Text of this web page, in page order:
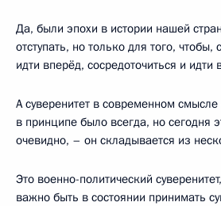
Да, были эпохи в истории нашей
отступать, но только для того,
идти вперёд, сосредоточиться и идти
А суверенитет в современном
в принципе было всегда, но сегодня
очевидно, – он складывается из
Это военно-политический
важно быть в состоянии принимать